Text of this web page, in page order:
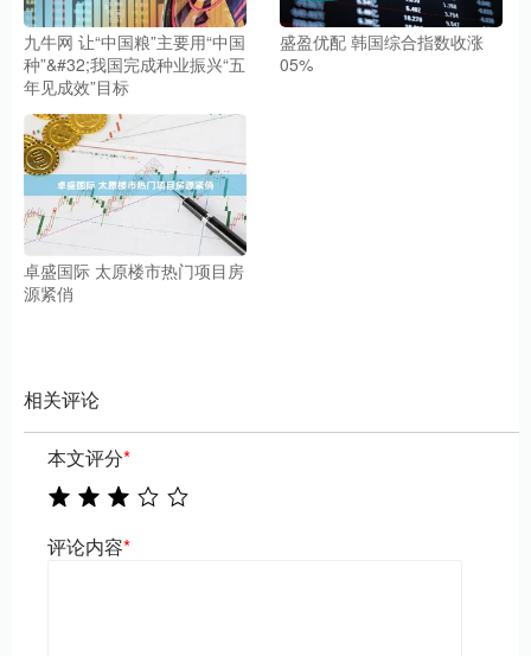
九牛网 让“中国粮”主要用“中国
种”&#32;我国完成种业振兴“五
年见成效”目标
盛盈优配 韩国综合指数收涨
05%
卓盛国际 太原楼市热门项目房
源紧俏
相关评论
本文评分*
评论内容*